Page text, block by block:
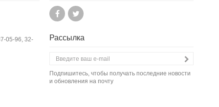
05-96, 32-
Рассылка
Подпишитесь, чтобы получать последние новости
и обновления на почту